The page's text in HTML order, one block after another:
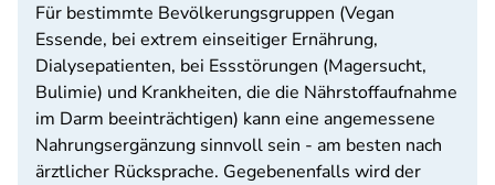
Für bestimmte Bevölkerungsgruppen (Vegan
Essende, bei extrem einseitiger Ernährung,
Dialysepatienten, bei Essstörungen (Magersucht,
Bulimie) und Krankheiten, die die Nährstoffaufnahme
im Darm beeinträchtigen) kann eine angemessene
Nahrungsergänzung sinnvoll sein - am besten nach
ärztlicher Rücksprache. Gegebenenfalls wird der